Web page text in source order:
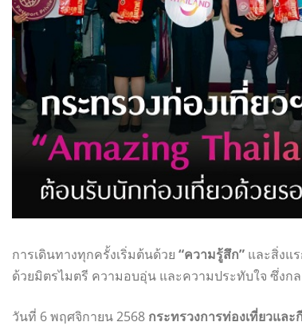
การเดินทางทุกครั้งเริ่มต้นด้วย “ความรู้สึก” และสิ่งแ
ด้วยมิตรไมตรี ความอบอุ่น และความประทับใจ ซึ่งก
วันที่ 6 พฤศจิกายน 2568 กระทรวงการท่องเที่ยวแล